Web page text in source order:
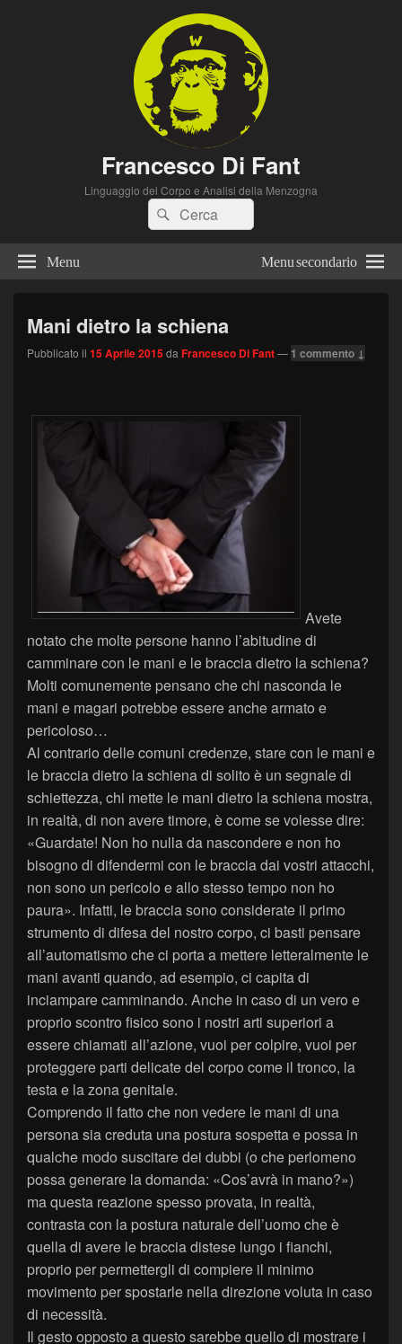
Francesco Di Fant
Linguaggio del Corpo e Analisi della Menzogna
Cerca:Cerca
Menu Menu secondario
Mani dietro la schiena
Pubblicato il 15 Aprile 2015da Francesco Di Fant— 1 commento ↓
Avete
notato che molte persone hanno l’abitudine di
camminare con le mani e le braccia dietro la schiena?
Molti comunemente pensano che chi nasconda le
mani e magari potrebbe essere anche armato e
pericoloso…
Al contrario delle comuni credenze, stare con le mani e
le braccia dietro la schiena di solito è un segnale di
schiettezza, chi mette le mani dietro la schiena mostra,
in realtà, di non avere timore, è come se volesse dire:
«Guardate! Non ho nulla da nascondere e non ho
bisogno di difendermi con le braccia dai vostri attacchi,
non sono un pericolo e allo stesso tempo non ho
paura». Infatti, le braccia sono considerate il primo
strumento di difesa del nostro corpo, ci basti pensare
all’automatismo che ci porta a mettere letteralmente le
mani avanti quando, ad esempio, ci capita di
inciampare camminando. Anche in caso di un vero e
proprio scontro fisico sono i nostri arti superiori a
essere chiamati all’azione, vuoi per colpire, vuoi per
proteggere parti delicate del corpo come il tronco, la
testa e la zona genitale.
Comprendo il fatto che non vedere le mani di una
persona sia creduta una postura sospetta e possa in
qualche modo suscitare dei dubbi (o che perlomeno
possa generare la domanda: «Cos’avrà in mano?»)
ma questa reazione spesso provata, in realtà,
contrasta con la postura naturale dell’uomo che è
quella di avere le braccia distese lungo i fianchi,
proprio per permettergli di compiere il minimo
movimento per spostarle nella direzione voluta in caso
di necessità.
Il gesto opposto a questo sarebbe quello di mostrare i